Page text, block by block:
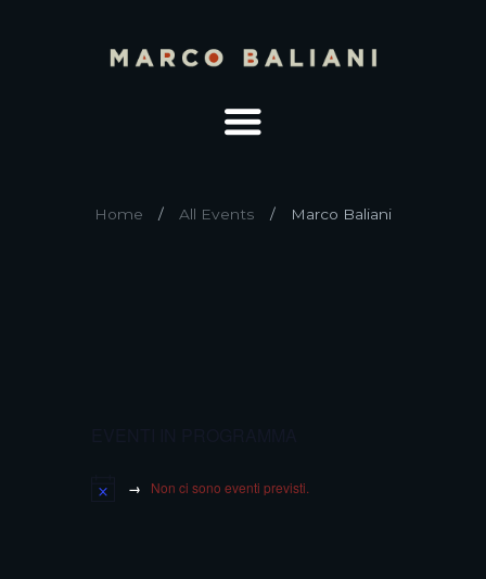
Home All Events Marco Baliani
Non ci sono eventi previsti.